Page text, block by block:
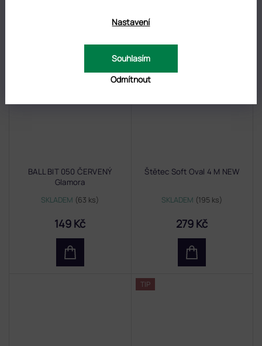
Nastavení
Odmítnout
Souhlasím
BALL BIT 050 ČERVENÝ
Glamora
SKLADEM (63 ks)
149 Kč
Štětec Soft Oval 4 M NEW
SKLADEM (195 ks)
279 Kč
TIP